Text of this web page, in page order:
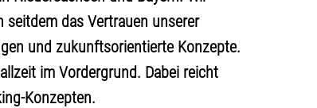
seitdem das Vertrauen unserer
und zukunftsorientierte Konzepte.
im Vordergrund. Dabei reicht
Konzepten.